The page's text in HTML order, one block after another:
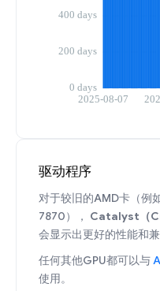
驱动程序
对于较旧的AMD卡（例
7870）， Catalyst（
会显示出更好的性能和兼
任何其他GPU都可以与
使用。